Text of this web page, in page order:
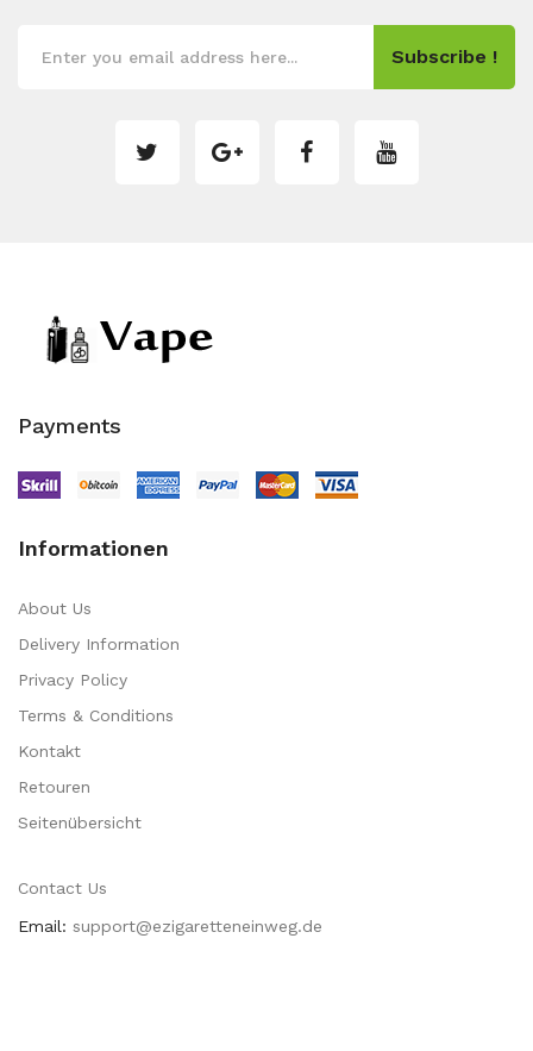
Subscribe !
Payments
Informationen
About Us
Delivery Information
Privacy Policy
Terms & Conditions
Kontakt
Retouren
Seitenübersicht
Contact Us
Email: support@ezigaretteneinweg.de